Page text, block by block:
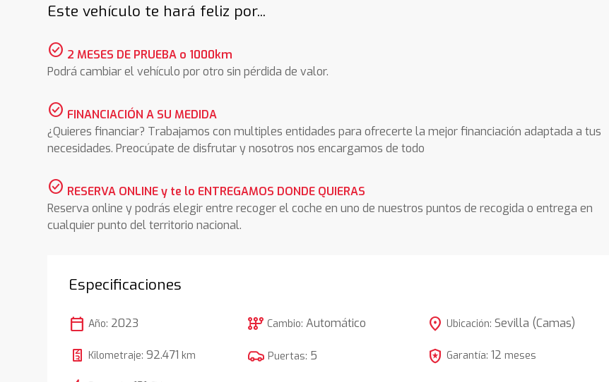
Este vehículo te hará feliz por...
check_circle 2 MESES DE PRUEBA o 1000km
Podrá cambiar el vehículo por otro sin pérdida de valor.
check_circle FINANCIACIÓN A SU MEDIDA
¿Quieres financiar? Trabajamos con multiples entidades para ofrecerte la mejor financiación adaptada a tus
necesidades. Preocúpate de disfrutar y nosotros nos encargamos de todo
check_circle RESERVA ONLINE y te lo ENTREGAMOS DONDE QUIERAS
Reserva online y podrás elegir entre recoger el coche en uno de nuestros puntos de recogida o entrega en
cualquier punto del territorio nacional.
Especificaciones
calendar_today Año: 2023
Kilometraje:92.471 km
auto_transmission Cambio:Automático
Puertas: 5
location_on Ubicación: Sevilla (Camas)
local_police Garantía: 12 meses